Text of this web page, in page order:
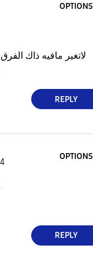
OPTIONS
لاتغير مافيه ذاك
REPLY
OPTIONS
REPLY